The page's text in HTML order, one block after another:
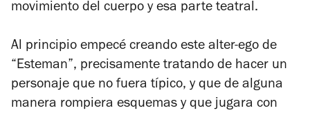
movimiento del cuerpo y esa parte teatral.
Al principio empecé creando este alter-ego de
“Esteman”, precisamente tratando de hacer un
personaje que no fuera típico, y que de alguna
manera rompiera esquemas y que jugara con